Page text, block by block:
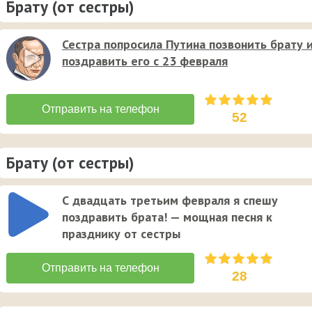
Брату (от сестры)
Сестра попросила Путина позвонить брату
поздравить его с 23 февраля
52
Брату (от сестры)
С двадцать третьим февраля я спешу
поздравить брата! — мощная песня к
празднику от сестры
28